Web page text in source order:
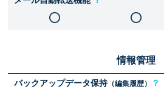
情報管理
バックアップデータ保持（編集履歴） ？